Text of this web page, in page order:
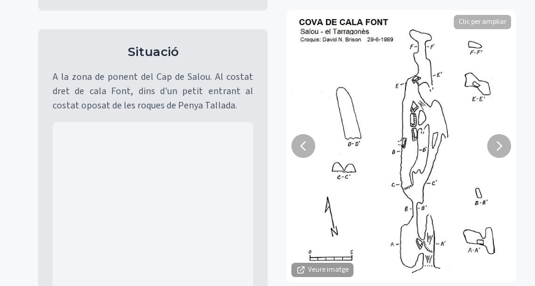
Situació
A la zona de ponent del Cap de Salou. Al costat
dret de cala Font, dins d'un petit entrant al
costat oposat de les roques de Penya Tallada.
Veure imatge
Clic per ampliar